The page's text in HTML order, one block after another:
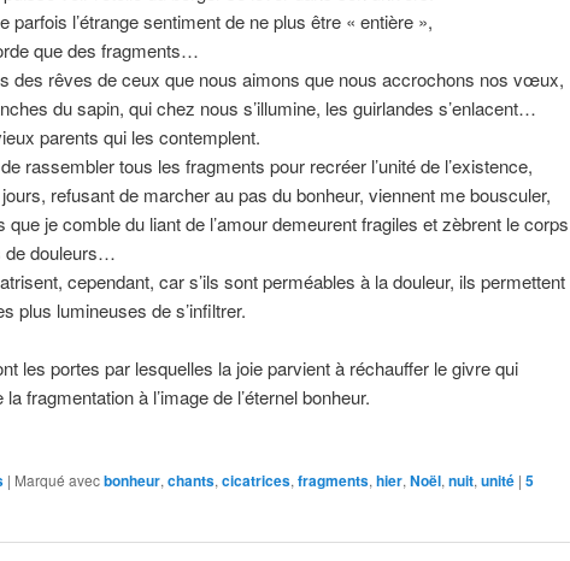
parfois l’étrange sentiment de ne plus être « entière »,
que des fragments…
des rêves de ceux que nous aimons que nous accrochons nos vœux,
du sapin, qui chez nous s’illumine, les guirlandes s’enlacent…
parents qui les contemplent.
rassembler tous les fragments pour recréer l’unité de l’existence,
refusant de marcher au pas du bonheur, viennent me bousculer,
je comble du liant de l’amour demeurent fragiles et zèbrent le corps
de douleurs…
cependant, car s’ils sont perméables à la douleur, ils permettent
plus lumineuses de s’infiltrer.
les portes par lesquelles la joie parvient à réchauffer le givre qui
la fragmentation à l’image de l’éternel bonheur.
| Marqué avecbonheur, chants, cicatrices, fragments, hier, Noël, nuit, unité | 5